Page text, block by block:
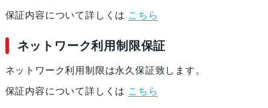
保証内容について詳しくは こちら
ネットワーク利用制限保証
ネットワーク利用制限は永久保証致します。
保証内容について詳しくは こちら